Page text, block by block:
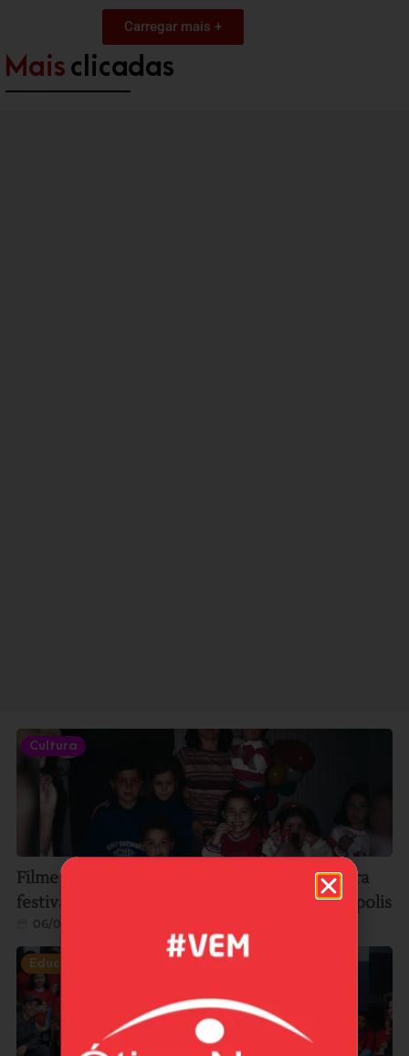
Carregar mais +
Mais clicadas
Cultura
Filme gravado em Imbituba é selecionado para
festival internacional de cinema em Florianópolis
06/08/2026
Educação